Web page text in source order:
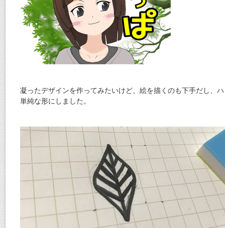
凝ったデザインを作ってみたいけど、絵を描くのも下手だし、
単純な形にしました。